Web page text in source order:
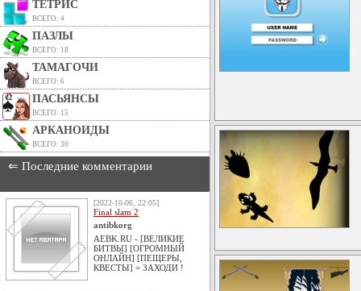
ТЕТРИС
ВСЕГО: 4
ПАЗЛЫ
ВСЕГО: 18
ТАМАГОЧИ
ВСЕГО: 6
ПАСЬЯНСЫ
ВСЕГО: 15
АРКАНОИДЫ
ВСЕГО: 30
⇐ Последние комментарии
[2022-10-06, 22:05]
Final slam 2
antibkorg
AEBK.RU - [ВЕЛИКИЕ
БИТВЫ] [ОГРОМНЫЙ
ОНЛАЙН] [ПЕЩЕРЫ,
КВЕСТЫ] = ЗАХОДИ !